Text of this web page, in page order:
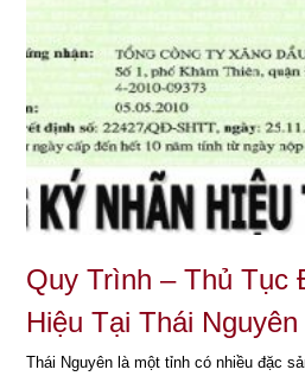
Quy Trình – Thủ Tục
Hiệu Tại Thái Nguyên
Thái Nguyên là một tỉnh có nhiều đặc